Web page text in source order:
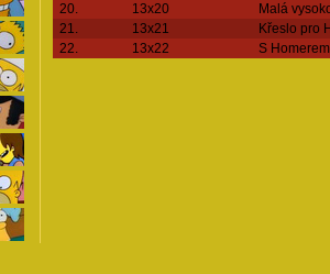
20.
13x20
Malá
21.
13x21
Křeslo pro
22.
13x22 S